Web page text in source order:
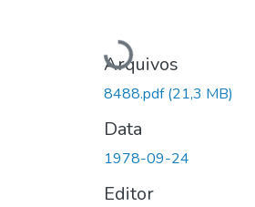
Carregando...
Arquivos
8488.pdf(21,3 MB)
Data
1978-09-24
Editor